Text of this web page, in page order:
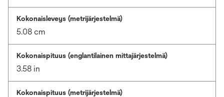
Kokonaisleveys (metrijärjestelmä)
5.08 cm
Kokonaispituus (englantilainen mittajärjestelmä)
3.58 in
Kokonaispituus (metrijärjestelmä)